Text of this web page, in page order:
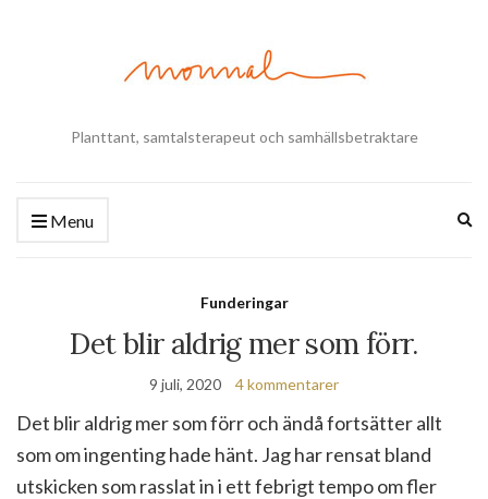
Planttant, samtalsterapeut och samhällsbetraktare
Menu
Funderingar
Det blir aldrig mer som förr.
9 juli, 2020 4 kommentarer
Det blir aldrig mer som förr och ändå fortsätter allt
som om ingenting hade hänt. Jag har rensat bland
utskicken som rasslat in i ett febrigt tempo om fler